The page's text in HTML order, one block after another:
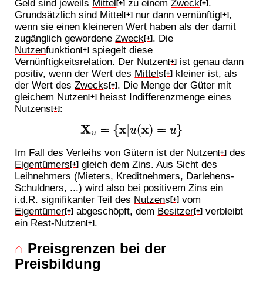
Geld sind jeweils Mittel[+] zu einemZweck[+].
Grundsätzlich sind Mittel[+] nur dannvernünftig[+],
wenn sie einen kleineren Wert haben als der damit
zugänglich gewordeneZweck[+]. Die
Nutzenfunktion[+] spiegelt diese
Vernünftigkeitsrelation. Der Nutzen[+] ist genau dann
positiv, wenn der Wert des Mittels[+] kleiner ist, als
der Wert desZwecks[+]. Die Menge der Güter mit
gleichem Nutzen[+] heisst Indifferenzmenge eines
Nutzens[+]:
Xu ={x|u(x)= u}
Im Fall des Verleihs von Gütern ist der Nutzen[+] des
Eigentümers[+] gleich dem Zins. Aus Sicht des
Leihnehmers (Mieters, Kreditnehmers, Darlehens-
Schuldners, ...) wird also bei positivem Zins ein
i.d.R. signifikanter Teil des Nutzens[+] vom
Eigentümer[+] abgeschöpft, dem Besitzer[+] verbleibt
ein Rest-Nutzen[+] .
⌂ Preisgrenzen bei der
Preisbildung